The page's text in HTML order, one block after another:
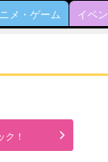
メ・ゲーム イベ
！